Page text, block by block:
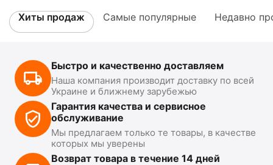
Хиты продаж Самые популярные Недавно
Быстро и качественно доставляем
Наша компания производит доставку по всей
Украине и ближнему зарубежью
Гарантия качества и сервисное
обслуживание
Мы предлагаем только те товары, в качестве
которых мы уверены
Возврат товара в течение 14 дней